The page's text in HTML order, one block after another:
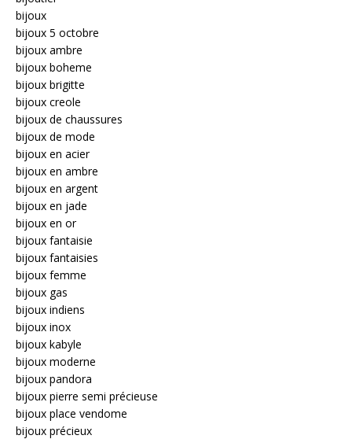
bijoux
bijoux 5 octobre
bijoux ambre
bijoux boheme
bijoux brigitte
bijoux creole
bijoux de chaussures
bijoux de mode
bijoux en acier
bijoux en ambre
bijoux en argent
bijoux en jade
bijoux en or
bijoux fantaisie
bijoux fantaisies
bijoux femme
bijoux gas
bijoux indiens
bijoux inox
bijoux kabyle
bijoux moderne
bijoux pandora
bijoux pierre semi précieuse
bijoux place vendome
bijoux précieux